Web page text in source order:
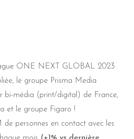
ONE NEXT GLOBAL 2023
le groupe Prisma Media
bi-média (print/digital) de France,
et le groupe Figaro !
personnes en contact avec les